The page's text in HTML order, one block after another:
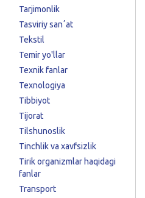
Tarjimonlik
Tasviriy sanʼat
Tekstil
Temir yo'llar
Texnik fanlar
Texnologiya
Tibbiyot
Tijorat
Tilshunoslik
Tinchlik va xavfsizlik
Tirik organizmlar haqidagi
fanlar
Transport